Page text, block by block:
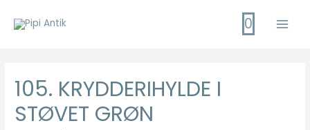
0
105. KRYDDERIHYLDE I
STØVET GRØN